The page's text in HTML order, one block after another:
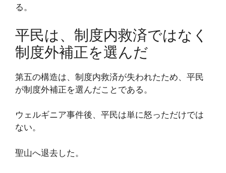
る。
平民は、制度内救済ではなく
制度外補正を選んだ
第五の構造は、制度内救済が失われたため、平民
が制度外補正を選んだことである。
ウェルギニア事件後、平民は単に怒っただけでは
ない。
聖山へ退去した。